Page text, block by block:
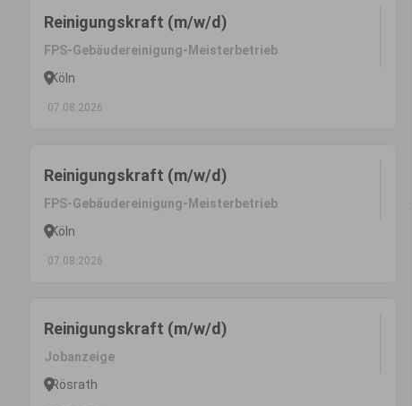
Reinigungskraft (m/w/d)
FPS-Gebäudereinigung-Meisterbetrieb
Köln
07.08.2026
Reinigungskraft (m/w/d)
FPS-Gebäudereinigung-Meisterbetrieb
Köln
07.08.2026
Reinigungskraft (m/w/d)
Jobanzeige
Rösrath